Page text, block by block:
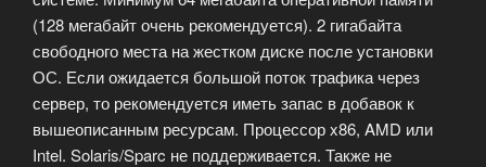
(128 мегабайт очень рекомендуется). 2 гигабайта
свободного места на жестком диске после установки
ОС. Если ожидается большой поток трафика через
сервер, то рекомендуется иметь запас в добавок к
вышеописанным ресурсам. Процессор x86, AMD или
Intel. Solaris/Sparc не поддерживается. Также не